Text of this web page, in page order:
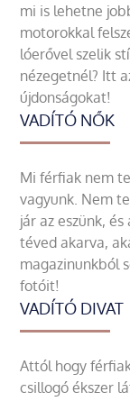
mi is lehetne
motorokkal
lóerővel szelik
nézegetnél? Itt
újdonságokat!
VADÍTÓ NŐK
Mi férfiak nem
vagyunk. Nem
jár az eszünk,
téved akarva,
magazinunkból
fotóit!
VADÍTÓ DIVAT
Attól hogy
csillogó ékszer